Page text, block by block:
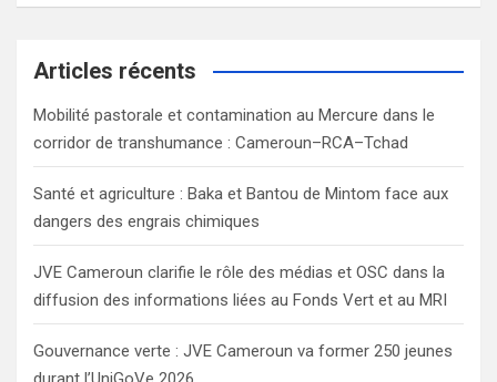
a
c
Articles récents
Mobilité pastorale et contamination au Mercure dans le
corridor de transhumance : Cameroun–RCA–Tchad
Santé et agriculture : Baka et Bantou de Mintom face aux
dangers des engrais chimiques
JVE Cameroun clarifie le rôle des médias et OSC dans la
diffusion des informations liées au Fonds Vert et au MRI
Gouvernance verte : JVE Cameroun va former 250 jeunes